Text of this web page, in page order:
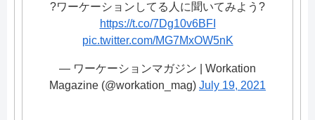
?ワーケーションしてる人に聞いてみよう?
https://t.co/7Dg10v6BFI
pic.twitter.com/MG7MxOW5nK
— ワーケーションマガジン | Workation
Magazine (@workation_mag) July 19, 2021